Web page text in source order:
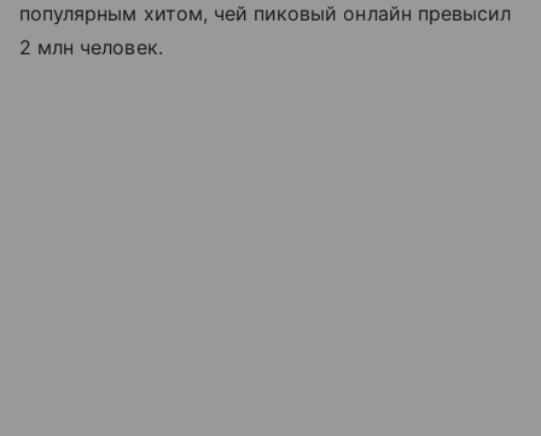
популярным хитом, чей пиковый онлайн превысил
2 млн человек.